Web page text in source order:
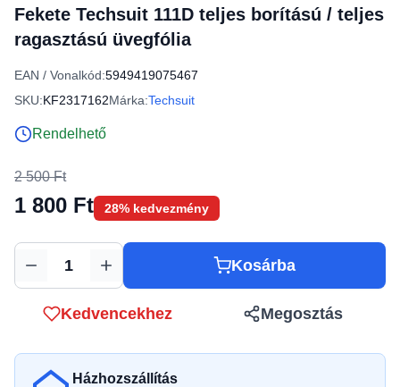
Fekete Techsuit 111D teljes borítású / teljes
ragasztású üvegfólia
EAN / Vonalkód:5949419075467
SKU:KF2317162Márka:Techsuit
Rendelhető
2 500 Ft
1 800 Ft 28% kedvezmény
Mennyiség Kosárba
Kedvencekhez Megosztás
Házhozszállítás